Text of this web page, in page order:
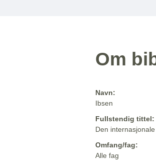
Om
Navn:
Ibsen
Fullstendig tittel:
Den
Omfang/fag:
Alle fag